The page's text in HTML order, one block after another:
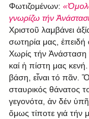
Φωτιζομένων:
γνωρίζω τήν
Χριστοῦ λαμβάνει
σωτηρία μας, ἐπειδή
Χωρίς τήν Ἀνάσταση
καί ἡ πίστη μας
βάση, εἶναι τό πᾶν.
σταυρικός θάνατος
γεγονότα, ἀν δέν
ὅμως τίποτε γιά τήν